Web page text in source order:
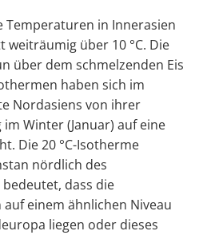
Temperaturen in Innerasien
über 10 °C. Die
über dem schmelzenden Eis
haben sich im
Nordasiens von ihrer
Winter (Januar) auf eine
Die 20 °C-Isotherme
nördlich des
dass die
einem ähnlichen Niveau
liegen oder dieses